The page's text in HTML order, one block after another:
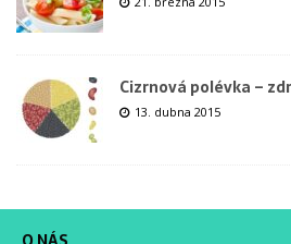
Cizrnová polévka –
13. dubna 2015